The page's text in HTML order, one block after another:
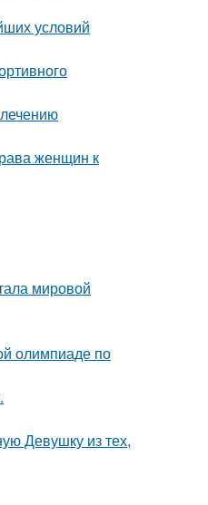
условий
женщин к
мировой
олимпиаде по
Девушку из тех,